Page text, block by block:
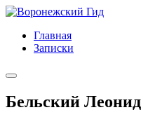
Главная
Записки
Бельский